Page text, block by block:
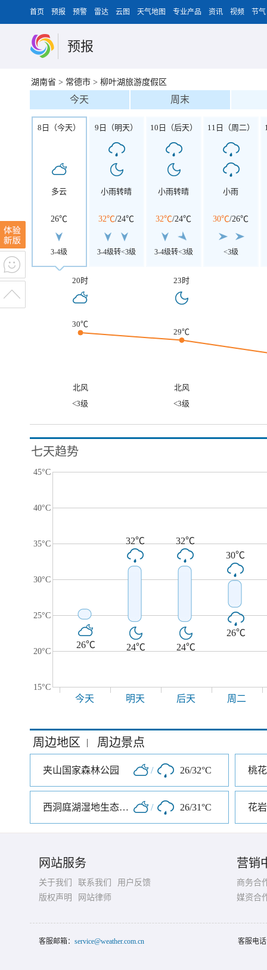
首页 预报 预警 雷达 云图 天气地图 专业产品 资讯 视频 节气
预报
湖南省 > 常德市 > 柳叶湖旅游度假区
今天 周末
8日（今天）
多云
26℃
3-4级
9日（明天）
小雨转晴
32℃/24℃
3-4级转<3级
10日（后天）
小雨转晴
32℃/24℃
3-4级转<3级
11日（周二）
小雨
30℃/26℃
<3级
20时 23时
30℃
29℃
北风
北风
<3级
<3级
七天趋势
45°C
40°C
35°C
30°C
25°C
20°C
15°C
26℃
32℃
24℃
32℃
24℃
30℃
26℃
今天 明天 后天 周二
周边地区 | 周边景点
夹山国家森林公园 / 26/32°C 桃
西洞庭湖湿地生态旅游风景区 / 26/31°C 花
网站服务
关于我们 联系我们
用户反馈
版权声明
网站律师
营销
商务合
媒资合
客服邮箱： service@weather.com.cn 客服电